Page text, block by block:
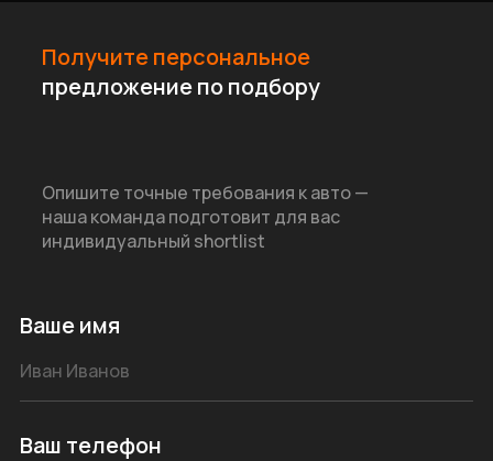
Ваше имя
Ваш телефон
Получите персональное
предложение по подбору
Опишите точные требования к авто —
наша команда подготовит для вас
индивидуальный shortlist